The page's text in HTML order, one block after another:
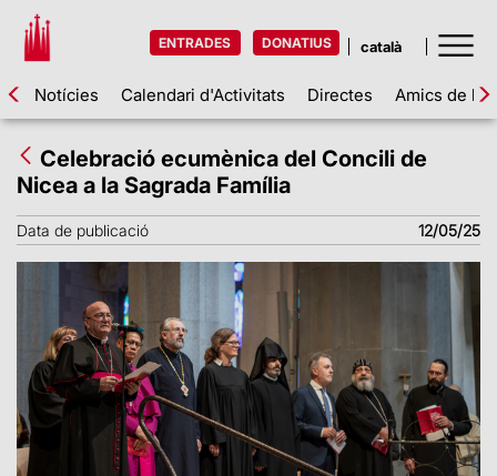
ENTRADES DONATIUS
Notícies Calendari d'Activitats Directes Amics de la
Celebració ecumènica del Concili de
Nicea a la Sagrada Família
Data de publicació 12/05/25